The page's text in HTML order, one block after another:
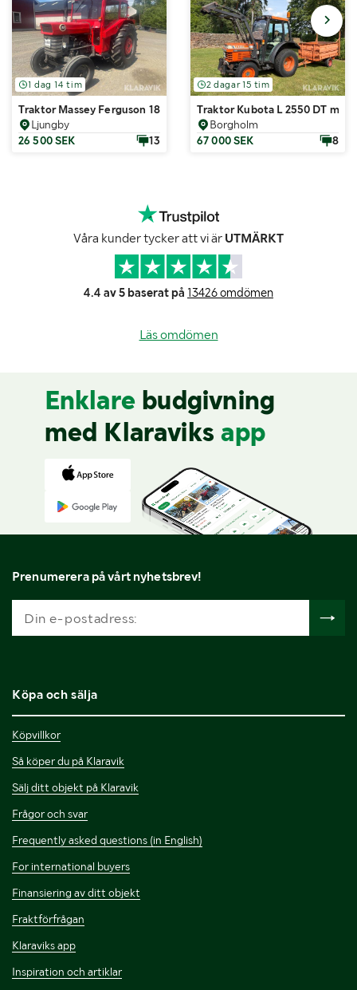
1 dag 14 tim
Traktor Massey Ferguson 188
Ljungby
26 500 SEK
13
2 dagar 15 tim
Traktor Kubota L 2550 DT med
Borgholm
67 000 SEK
8
Våra kunder tycker att vi är UTMÄRKT
4.4 av 5 baserat på 13426 omdömen
Läs omdömen
Enklare budgivning
med Klaraviks app
Prenumerera på vårt nyhetsbrev!
Köpa och sälja
Köpvillkor
Så köper du på Klaravik
Sälj ditt objekt på Klaravik
Frågor och svar
Frequently asked questions (in English)
For international buyers
Finansiering av ditt objekt
Fraktförfrågan
Klaraviks app
Inspiration och artiklar